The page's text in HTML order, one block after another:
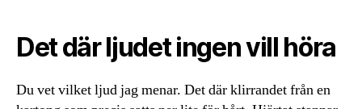
Det där ljudet ingen vill höra
Du vet vilket ljud jag menar. Det där klirrandet från en